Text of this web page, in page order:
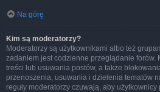
Na górę
Kim są moderatorzy?
Moderatorzy są użytkownikami albo też
zadaniem jest codzienne przeglądanie forów.
treści lub usuwania postów, a także
przenoszenia, usuwania i dzielenia tematów
reguły moderatorzy czuwają, aby